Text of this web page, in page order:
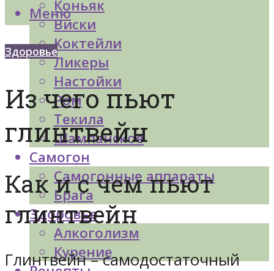
Коньяк
Виски
Коктейли
Ликеры
Настойки
Ром
Текила
Шампанское
Самогон
Самогонные аппараты
Брага
Здоровье
Алкоголизм
Курение
Меню
Здоровье
Из чего пьют
глинтвейн
Как и с чем пьют
глинтвейн
Глинтвейн – самодостаточный